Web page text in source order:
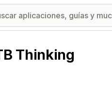
Thinking